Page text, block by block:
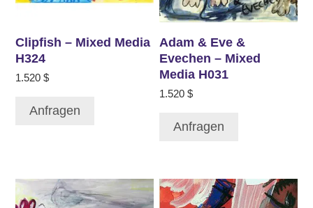
Clipfish – Mixed Media
H324
1.520 $
Anfragen
Adam & Eve &
Evechen – Mixed
Media H031
1.520$
Anfragen